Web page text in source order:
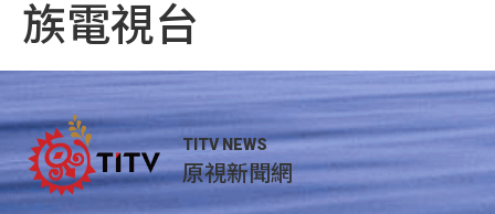
族電視台
TITV NEWS
原視新聞網